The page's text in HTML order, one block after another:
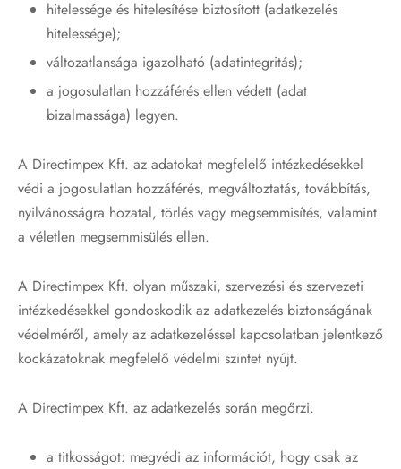
hitelessége és hitelesítése biztosított (adatkezelés
hitelessége);
változatlansága igazolható (adatintegritás);
a jogosulatlan hozzáférés ellen védett (adat
bizalmassága) legyen.
A Directimpex Kft. az adatokat megfelelő intézkedésekkel
védi a jogosulatlan hozzáférés, megváltoztatás, továbbítás,
nyilvánosságra hozatal, törlés vagy megsemmisítés, valamint
a véletlen megsemmisülés ellen.
A Directimpex Kft. olyan műszaki, szervezési és szervezeti
intézkedésekkel gondoskodik az adatkezelés biztonságának
védelméről, amely az adatkezeléssel kapcsolatban jelentkező
kockázatoknak megfelelő védelmi szintet nyújt.
A Directimpex Kft. az adatkezelés során megőrzi.
a titkosságot: megvédi az információt, hogy csak az